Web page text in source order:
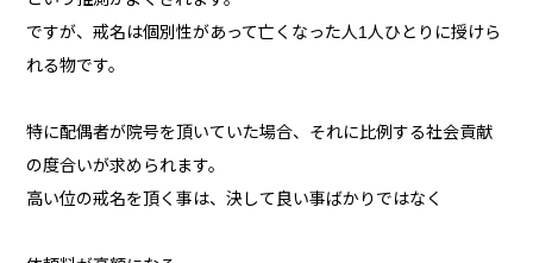
ですが、戒名は個別性があって亡くなった人1人ひとりに授けら
れる物です。
特に配偶者が院号を頂いていた場合、それに比例する社会貢献
の度合いが求められます。
高い位の戒名を頂く事は、決して良い事ばかりではなく